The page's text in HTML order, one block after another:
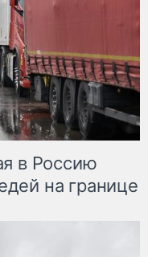
в Россию
на границе